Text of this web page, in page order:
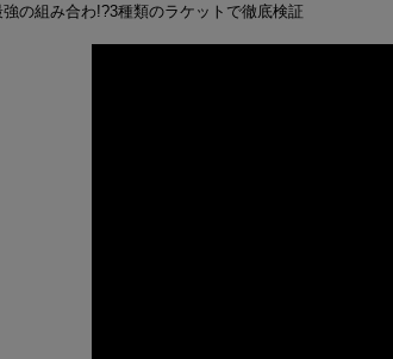
の組み合わ!?3種類のラケットで徹底検証